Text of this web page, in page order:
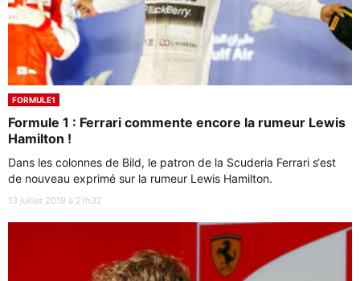
FORMULE1
Formule 1 : Ferrari commente encore la rumeur Lewis
Hamilton !
Dans les colonnes de Bild, le patron de la Scuderia Ferrari s‘est
de nouveau exprimé sur la rumeur Lewis Hamilton.
13 juillet 2019 à 21h32